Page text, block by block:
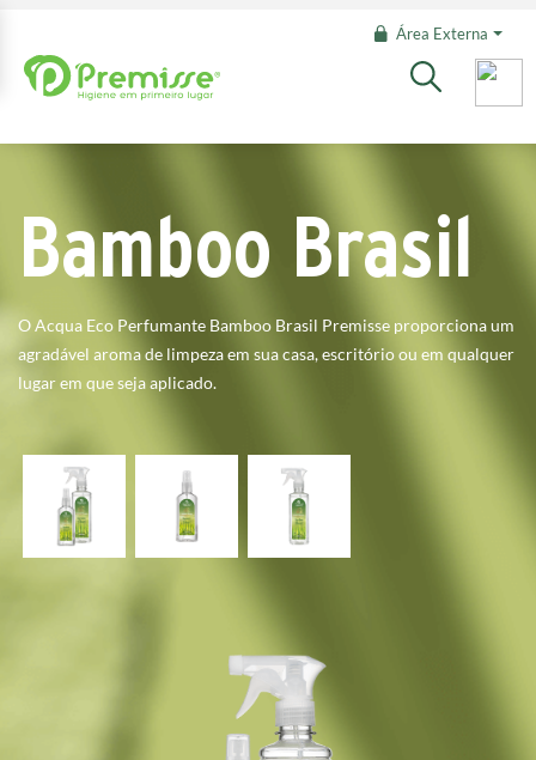
Área Externa
Bamboo Brasil
O Acqua Eco Perfumante Bamboo Brasil Premisse proporciona um
agradável aroma de limpeza em sua casa, escritório ou em qualquer
lugar em que seja aplicado.